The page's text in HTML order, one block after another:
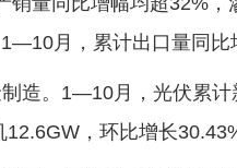
月，累计出口量同比
造。1—10月，光伏累计
，环比增长